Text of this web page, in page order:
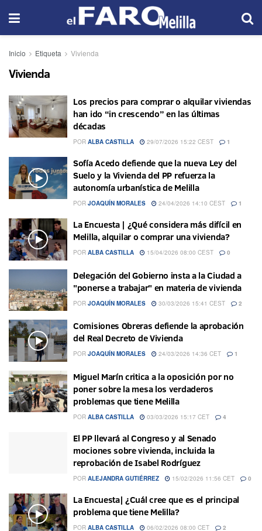
Inicio Etiqueta Vivienda
Vivienda
Los precios para comprar o alquilar viviendas
han ido “in crescendo” en las últimas
décadas
POR ALBA CASTILLA 29/07/2026 15:22 CEST 1
Sofía Acedo defiende que la nueva Ley del
Suelo y la Vivienda del PP refuerza la
autonomía urbanística de Melilla
POR JOAQUÍN MORALES 24/04/2026 14:10 CEST 1
La Encuesta | ¿Qué considera más difícil en
Melilla, alquilar o comprar una vivienda?
POR ALBA CASTILLA 15/04/2026 08:00 CEST 0
Delegación del Gobierno insta a la Ciudad a
"ponerse a trabajar" en materia de vivienda
POR JOAQUÍN MORALES 30/03/2026 15:41 CEST 2
Comisiones Obreras defiende la aprobación
del Real Decreto de Vivienda
POR JOAQUÍN MORALES 24/03/2026 14:36 CET 1
Miguel Marín critica a la oposición por no
poner sobre la mesa los verdaderos
problemas que tiene Melilla
POR ALBA CASTILLA 03/03/2026 15:17 CET 4
El PP llevará al Congreso y al Senado
mociones sobre vivienda, incluida la
reprobación de Isabel Rodríguez
POR ALEJANDRA GUTIÉRREZ 15/02/2026 11:56 CET 0
La Encuesta| ¿Cuál cree que es el principal
problema que tiene Melilla?
POR ALBA CASTILLA 06/02/2026 08:00 CET 2